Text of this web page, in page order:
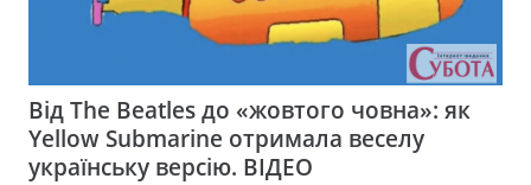
Від The Beatles до «жовтого човна»: як
Yellow Submarine отримала веселу
українську версію. ВІДЕО